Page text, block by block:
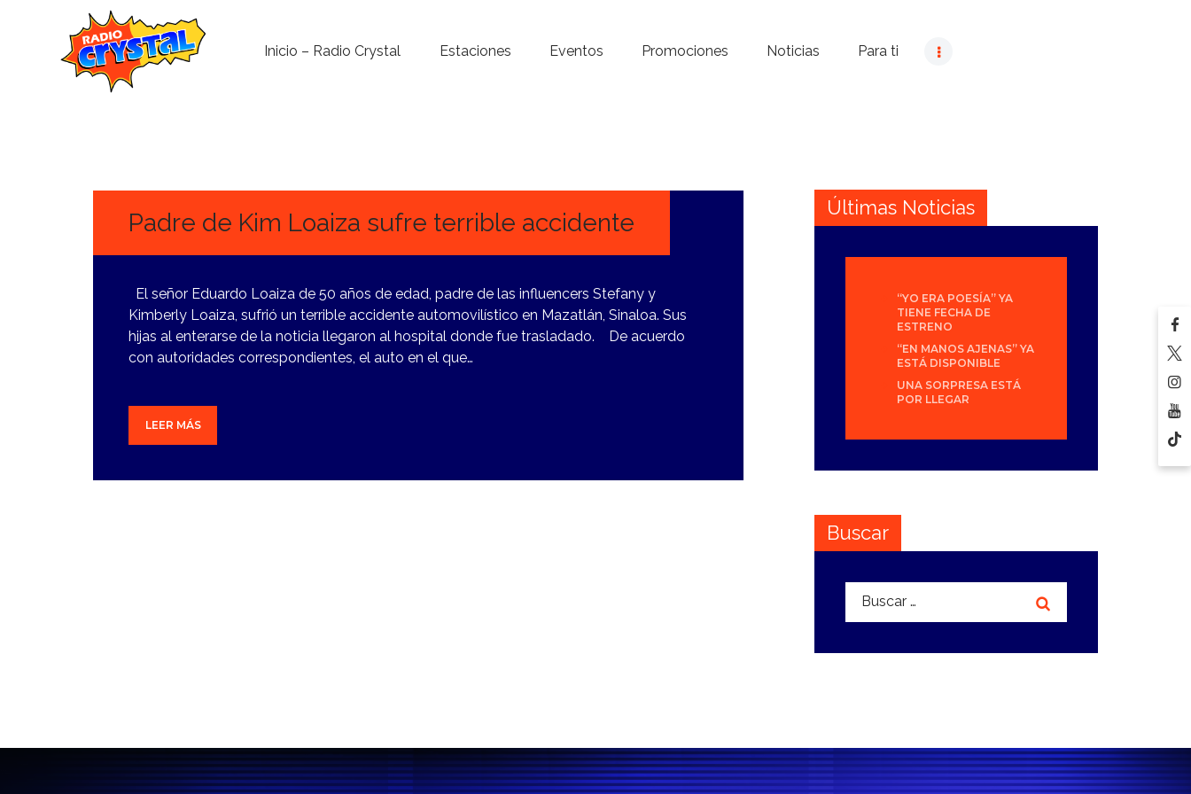
Inicio – Radio Crystal Estaciones Eventos Promociones Noticias Para ti
Noticias
Para ti
Contacto
Padre de Kim Loaiza sufre terrible accidente
El señor Eduardo Loaiza de 50 años de edad, padre de las influencers Stefany y
Kimberly Loaiza, sufrió un terrible accidente automovilístico en Mazatlán, Sinaloa. Sus
hijas al enterarse de la noticia llegaron al hospital donde fue trasladado. De acuerdo
con autoridades correspondientes, el auto en el que…
LEER MÁS
Últimas Noticias
“YO ERA POESÍA” YA
TIENE FECHA DE
ESTRENO
“EN MANOS AJENAS” YA
ESTÁ DISPONIBLE
UNA SORPRESA ESTÁ
POR LLEGAR
Buscar
Buscar: